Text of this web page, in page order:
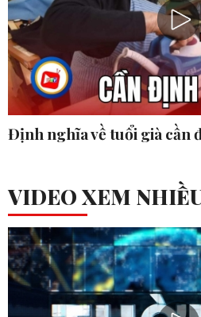
Định nghĩa về tuổi già cần
VIDEO XEM